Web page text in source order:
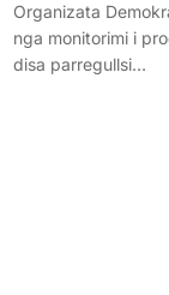
Organizata
nga monitorimi i
disa parregullsi…